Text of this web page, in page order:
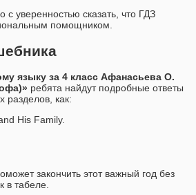
уверенностью сказать, что ГДЗ
помощником.
языку за 4 класс Афанасьева О.
ребята найдут подробные ответы
разделов, как:
His Family.
закончить этот важный год без
в табеле.